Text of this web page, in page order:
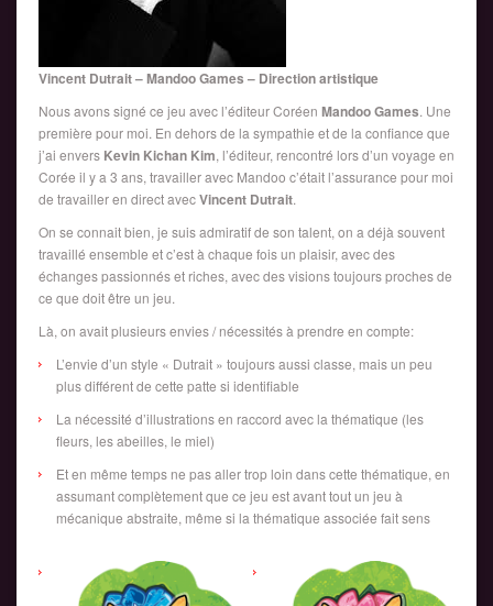
Vincent Dutrait – Mandoo Games – Direction artistique
Nous avons signé ce jeu avec l’éditeur Coréen Mandoo Games. Une
première pour moi. En dehors de la sympathie et de la confiance que
j’ai envers Kevin Kichan Kim, l’éditeur, rencontré lors d’un voyage en
Corée il y a 3 ans, travailler avec Mandoo c’était l’assurance pour moi
de travailler en direct avecVincent Dutrait.
On se connait bien, je suis admiratif de son talent, on a déjà souvent
travaillé ensemble et c’est à chaque fois un plaisir, avec des
échanges passionnés et riches, avec des visions toujours proches de
ce que doit être un jeu.
Là, on avait plusieurs envies / nécessités à prendre en compte:
L’envie d’un style « Dutrait » toujours aussi classe, mais un peu
plus différent de cette patte si identifiable
La nécessité d’illustrations en raccord avec la thématique (les
fleurs, les abeilles, le miel)
Et en même temps ne pas aller trop loin dans cette thématique, en
assumant complètement que ce jeu est avant tout un jeu à
mécanique abstraite, même si la thématique associée fait sens